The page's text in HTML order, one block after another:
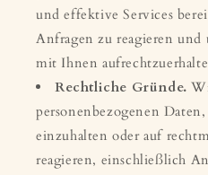
und effektive Services
Anfragen zu reagieren und
mit Ihnen
Rechtliche Gründe.
personenbezogenen
einzuhalten oder auf
reagieren, einschließlich